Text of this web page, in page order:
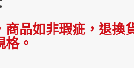
品如非瑕疵，退換
。